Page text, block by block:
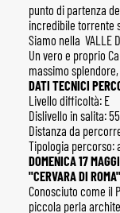
punto di partenza
incredibile torrente
Siamo nella VALLE
Un vero e proprio
massimo
DATI TECNICI
Livello difficoltà: E
Dislivello in salita:
Distanza da
Tipologia percorso:
DOMENICA 17
"CERVARA DI ROMA"
Conosciuto come il
piccola perla